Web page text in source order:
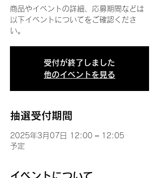
商品やイベントの詳細、応募期間などは
以下イベントについてをご確認くださ
い。
受付が終了しました
他のイベントを見る
抽選受付期間
2025年3月07日 12:00 – 12:05
予定
イベントについて